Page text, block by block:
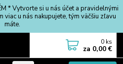
* Vytvorte si u nás účet a pravidelnými
viac u nás nakupujete, tým väčšiu zľavu
máte.
0 ks
za 0,00 €